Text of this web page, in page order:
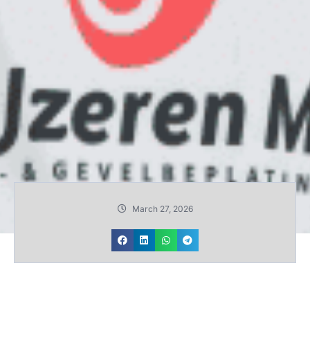
March 27, 2026